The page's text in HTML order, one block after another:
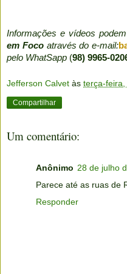
Informações e vídeos
em Focoatravés do e-mail:
pelo WhatSapp (98) 9965-
Jefferson Calvet às terça-
Compartilhar
Um comentário:
Anônimo 28 de julho
Parece até as ruas de
Responder